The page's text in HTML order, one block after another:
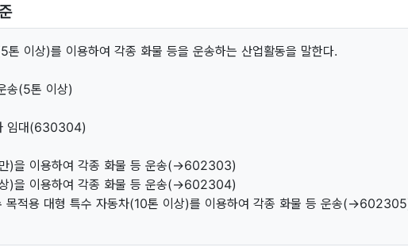
톤 이상)를 이용하여 각종 화물 등을 운송하는 산업활동을 말한다.
송(5톤 이상)
임대(630304)
)을 이용하여 각종 화물 등 운송(→602303)
)을 이용하여 각종 화물 등 운송(→602304)
목적용 대형 특수 자동차(10톤 이상)를 이용하여 각종 화물 등 운송